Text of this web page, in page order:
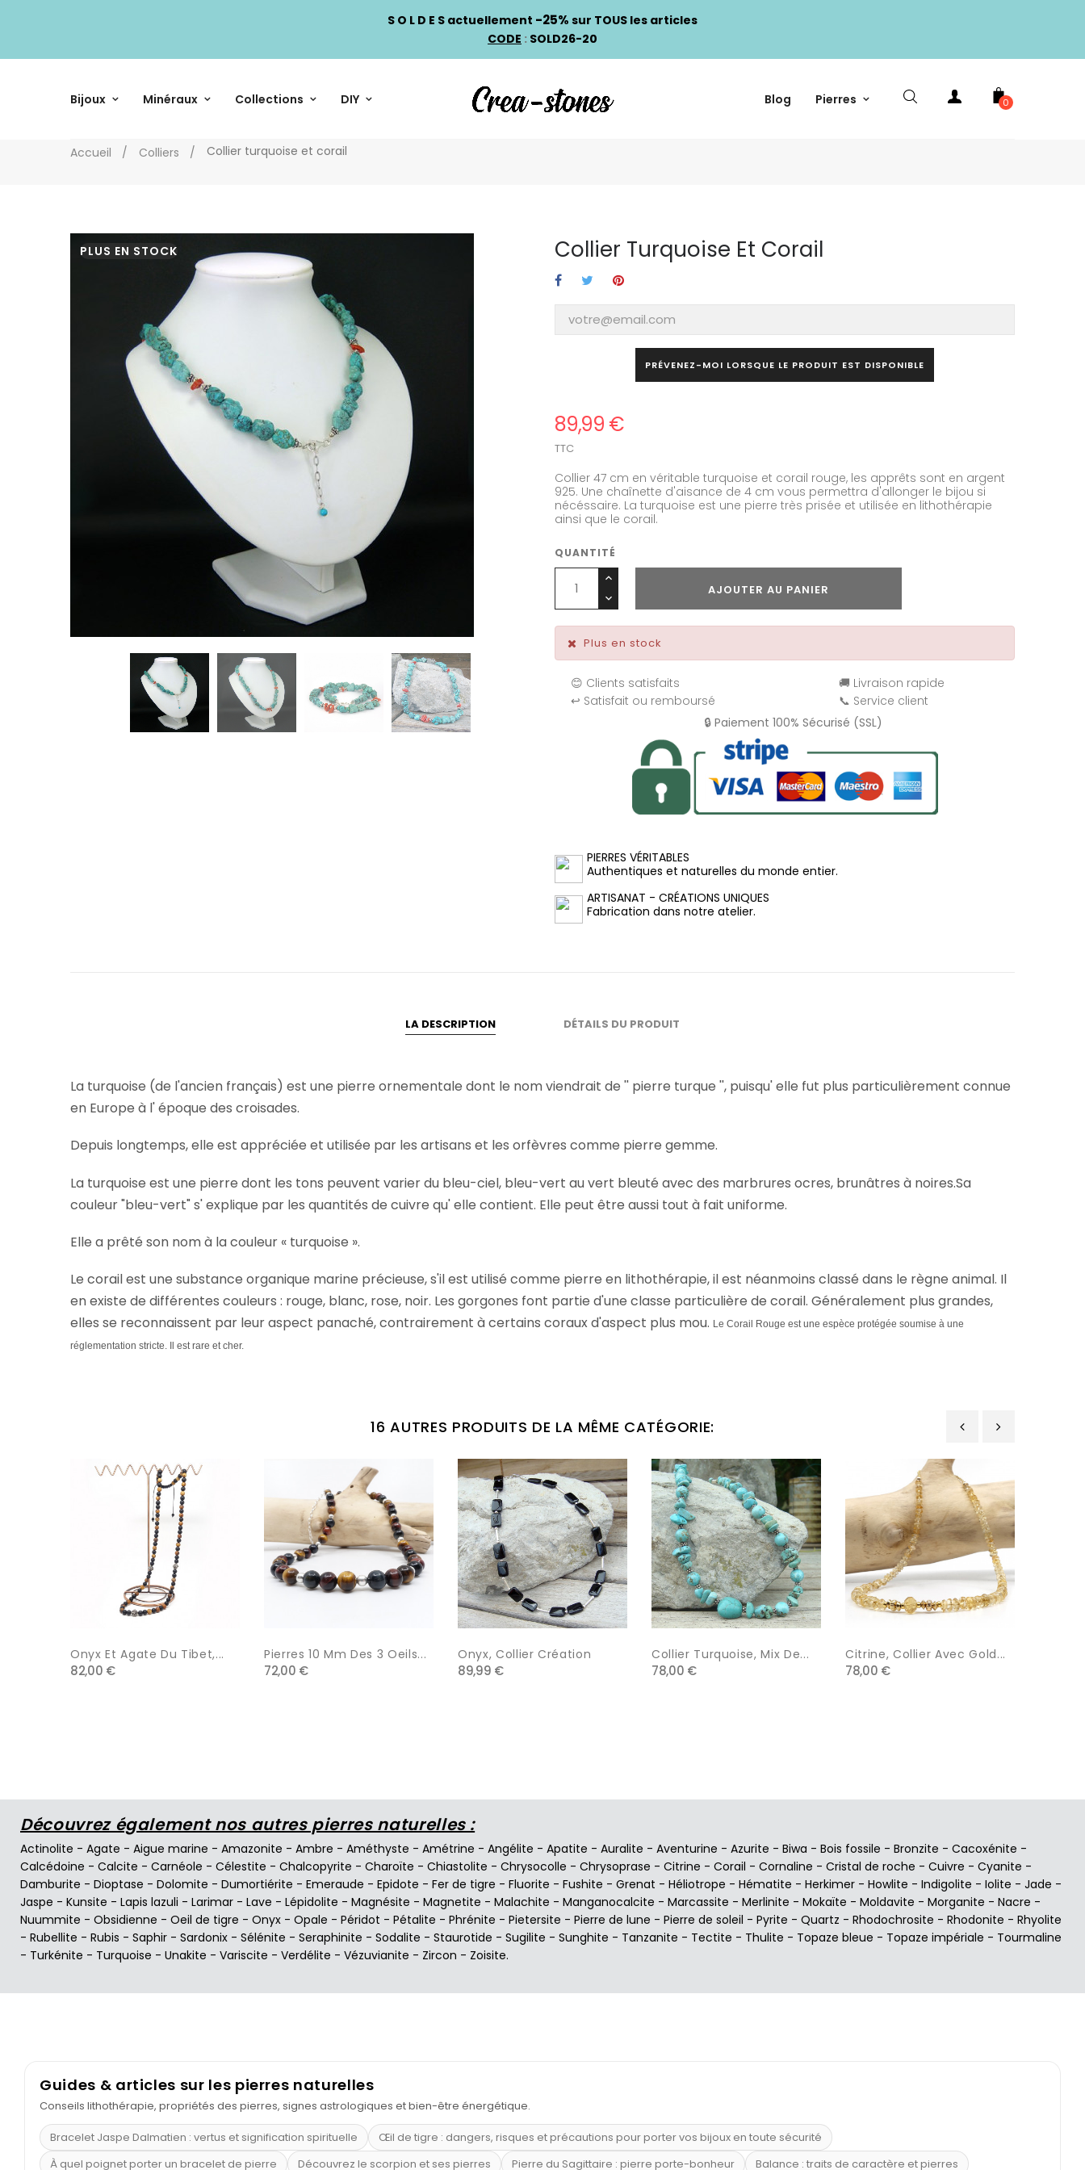
S O L D E S actuellement -25% sur TOUS les articles
CODE : SOLD26-20
Bijoux Minéraux Collections DIY Blog Pierres 0
Accueil Colliers Collier turquoise et corail
PLUS EN STOCK Collier Turquoise Et Corail
PRÉVENEZ-MOI LORSQUE LE PRODUIT EST DISPONIBLE
89,99 €
TTC
Collier 47 cm en véritable turquoise et corail rouge, les apprêts sont en argent
925. Une chaînette d'aisance de 4 cm vous permettra d'allonger le bijou si
nécéssaire. La turquoise est une pierre très prisée et utilisée en lithothérapie
ainsi que le corail.
QUANTITÉ
AJOUTER AU PANIER
Plus en stock
😊 Clients satisfaits
🚚 Livraison rapide
↩️ Satisfait ou remboursé
📞 Service client
🔒 Paiement 100% Sécurisé (SSL)
PIERRES VÉRITABLES
Authentiques et naturelles du monde entier.
ARTISANAT - CRÉATIONS UNIQUES
Fabrication dans notre atelier.
LA DESCRIPTION DÉTAILS DU PRODUIT
La turquoise (de l'ancien français) est une pierre ornementale dont le nom viendrait de '' pierre turque '', puisqu' elle fut plus particulièrement connue
en Europe à l' époque des croisades.
Depuis longtemps, elle est appréciée et utilisée par les artisans et les orfèvres comme pierre gemme.
La turquoise est une pierre dont les tons peuvent varier du bleu-ciel, bleu-vert au vert bleuté avec des marbrures ocres, brunâtres à noires.Sa
couleur "bleu-vert" s' explique par les quantités de cuivre qu' elle contient. Elle peut être aussi tout à fait uniforme.
Elle a prêté son nom à la couleur « turquoise ».
Le corail est une substance organique marine précieuse, s'il est utilisé comme pierre en lithothérapie, il est néanmoins classé dans le règne animal. Il
en existe de différentes couleurs : rouge, blanc, rose, noir. Les gorgones font partie d'une classe particulière de corail. Généralement plus grandes,
elles se reconnaissent par leur aspect panaché, contrairement à certains coraux d'aspect plus mou. Le Corail Rouge est une espèce protégée soumise à une
réglementation stricte. Il est rare et cher.
16 AUTRES PRODUITS DE LA MÊME CATÉGORIE:
Onyx Et Agate Du Tibet,...
82,00 €
Pierres 10 Mm Des 3 Oeils...
72,00 €
Onyx, Collier Création
89,99 €
Collier Turquoise, Mix De...
78,00 €
Citrine, Collier Avec Gold...
78,00 €
Découvrez également nos autres pierres naturelles :
Actinolite - Agate - Aigue marine - Amazonite - Ambre - Améthyste - Amétrine - Angélite - Apatite - Auralite - Aventurine - Azurite - Biwa - Bois fossile - Bronzite - Cacoxénite -
Calcédoine - Calcite - Carnéole - Célestite - Chalcopyrite - Charoïte - Chiastolite - Chrysocolle - Chrysoprase - Citrine - Corail - Cornaline - Cristal de roche - Cuivre - Cyanite -
Damburite - Dioptase - Dolomite - Dumortiérite - Emeraude - Epidote - Fer de tigre - Fluorite - Fushite - Grenat - Héliotrope - Hématite - Herkimer - Howlite - Indigolite - Iolite - Jade -
Jaspe - Kunsite - Lapis lazuli - Larimar - Lave - Lépidolite - Magnésite - Magnetite - Malachite - Manganocalcite - Marcassite - Merlinite - Mokaïte - Moldavite - Morganite - Nacre -
Nuummite - Obsidienne - Oeil de tigre - Onyx - Opale - Péridot - Pétalite - Phrénite - Pietersite - Pierre de lune - Pierre de soleil - Pyrite - Quartz - Rhodochrosite - Rhodonite - Rhyolite
- Rubellite - Rubis - Saphir - Sardonix - Sélénite - Seraphinite - Sodalite - Staurotide - Sugilite - Sunghite - Tanzanite - Tectite - Thulite - Topaze bleue - Topaze impériale - Tourmaline
- Turkénite - Turquoise - Unakite - Variscite - Verdélite - Vézuvianite - Zircon - Zoisite.
Guides & articles sur les pierres naturelles
Conseils lithothérapie, propriétés des pierres, signes astrologiques et bien-être énergétique.
Bracelet Jaspe Dalmatien : vertus et signification spirituelle
Œil de tigre : dangers, risques et précautions pour porter vos bijoux en toute sécurité
À quel poignet porter un bracelet de pierre
Découvrez le scorpion et ses pierres Pierre du Sagittaire : pierre porte-bonheur
Balance : traits de caractère et pierres